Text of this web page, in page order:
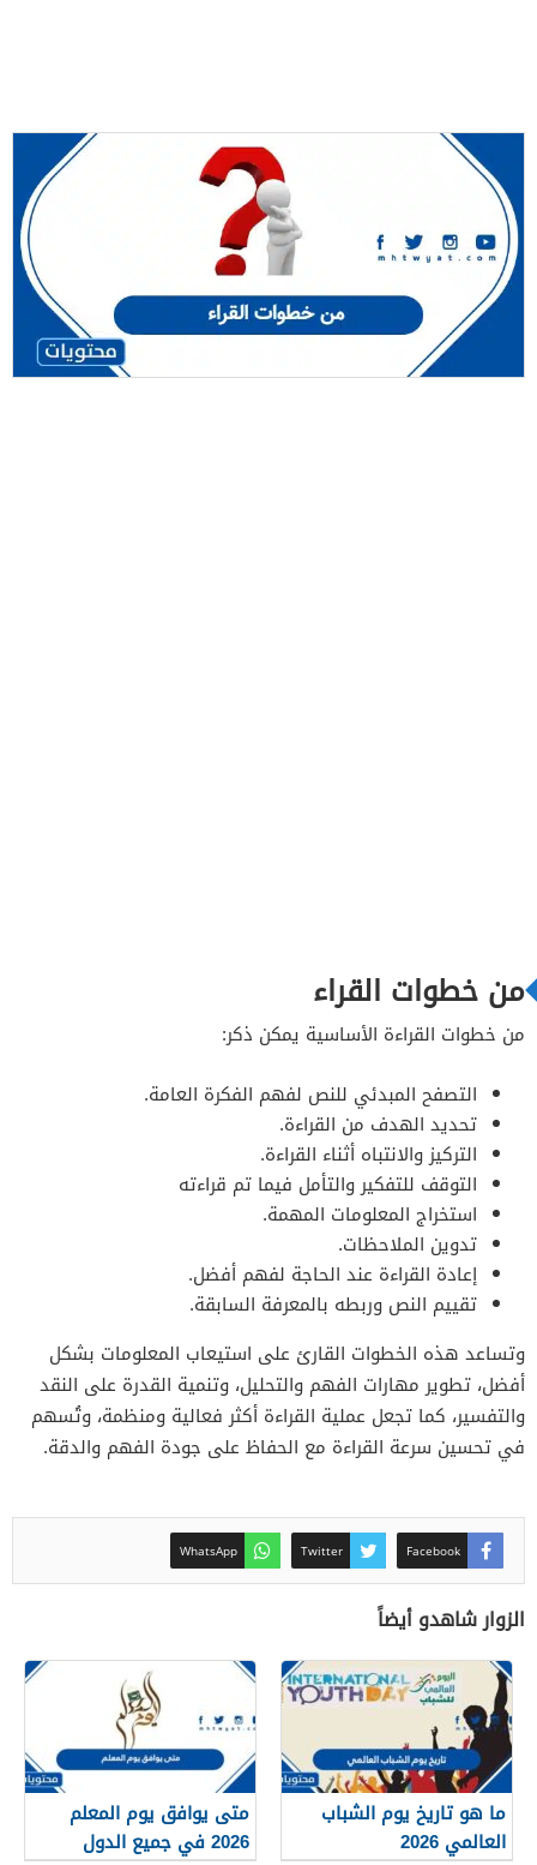
من خطوات القراء
من خطوات القراءة الأساسية يمكن ذكر:
التصفح المبدئي للنص لفهم الفكرة العامة.
تحديد الهدف من القراءة.
التركيز والانتباه أثناء القراءة.
التوقف للتفكير والتأمل فيما تم قراءته
استخراج المعلومات المهمة.
تدوين الملاحظات.
إعادة القراءة عند الحاجة لفهم أفضل.
تقييم النص وربطه بالمعرفة السابقة.
وتساعد هذه الخطوات القارئ على استيعاب المعلومات بشكل
أفضل، تطوير مهارات الفهم والتحليل، وتنمية القدرة على النقد
والتفسير، كما تجعل عملية القراءة أكثر فعالية ومنظمة، وتُسهم
في تحسين سرعة القراءة مع الحفاظ على جودة الفهم والدقة.
Facebook
Twitter
WhatsApp
الزوار شاهدو أيضاً
ما هو تاريخ يوم الشباب
العالمي 2026
متى يوافق يوم المعلم
2026 في جميع الدول